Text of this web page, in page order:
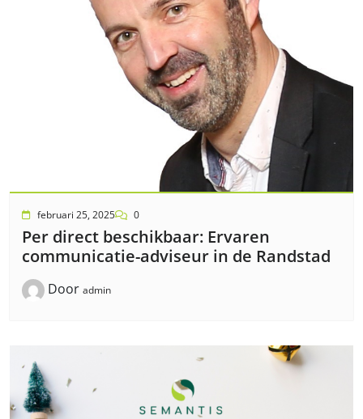
februari 25, 2025 0
Per direct beschikbaar: Ervaren
communicatie-adviseur in de Randstad
Door admin